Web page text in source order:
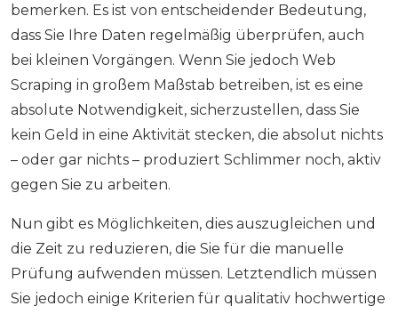
bemerken. Es ist von entscheidender Bedeutung,
dass Sie Ihre Daten regelmäßig überprüfen, auch
bei kleinen Vorgängen. Wenn Sie jedoch Web
Scraping in großem Maßstab betreiben, ist es eine
absolute Notwendigkeit, sicherzustellen, dass Sie
kein Geld in eine Aktivität stecken, die absolut nichts
– oder gar nichts – produziert Schlimmer noch, aktiv
gegen Sie zu arbeiten.
Nun gibt es Möglichkeiten, dies auszugleichen und
die Zeit zu reduzieren, die Sie für die manuelle
Prüfung aufwenden müssen. Letztendlich müssen
Sie jedoch einige Kriterien für qualitativ hochwertige